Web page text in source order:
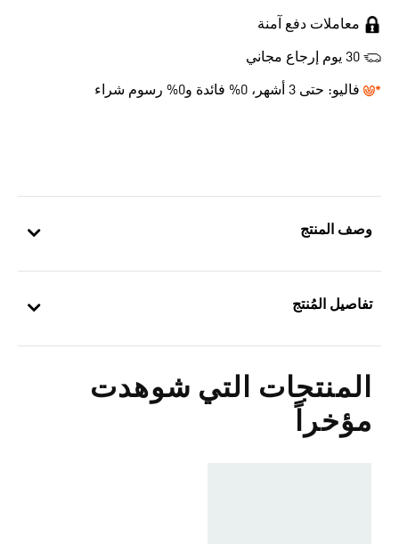
وصف المنتج
تفاصيل المُنتج
المنتجات التي شوهدت
مؤخراً
معاملات دفع آمنة
فاليو: حتى 3 أشهر، 0% فائدة و0% رسوم شراء